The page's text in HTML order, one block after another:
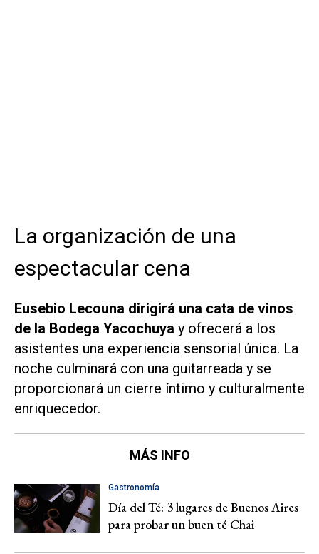
La organización de una
espectacular cena
Eusebio Lecouna dirigirá una cata de vinos
de la Bodega Yacochuya y ofrecerá a los
asistentes una experiencia sensorial única. La
noche culminará con una guitarreada y se
proporcionará un cierre íntimo y culturalmente
enriquecedor.
MÁS INFO
Gastronomía
Día del Té: 3 lugares de Buenos Aires
para probar un buen té Chai